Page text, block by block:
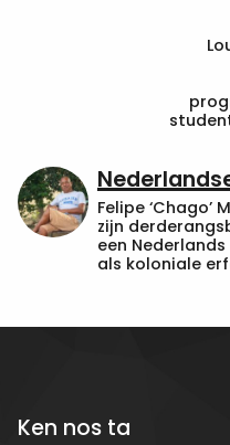
Felipe ‘Chago’
zijn
een
als koloniale
Ken nos ta